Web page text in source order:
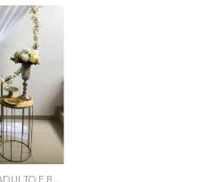
Add to
wishlist